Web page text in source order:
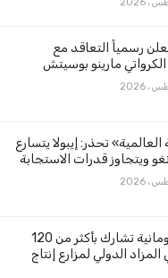
رسمياً التعاقد مع
مارينو بوسيتش
تحذر: إيبولا يتسارع
ويتجاوز قدرات الاستجابة
مزرعة رومانية تشارك بأكثر من 120
الدولي لمزارع إنتاج